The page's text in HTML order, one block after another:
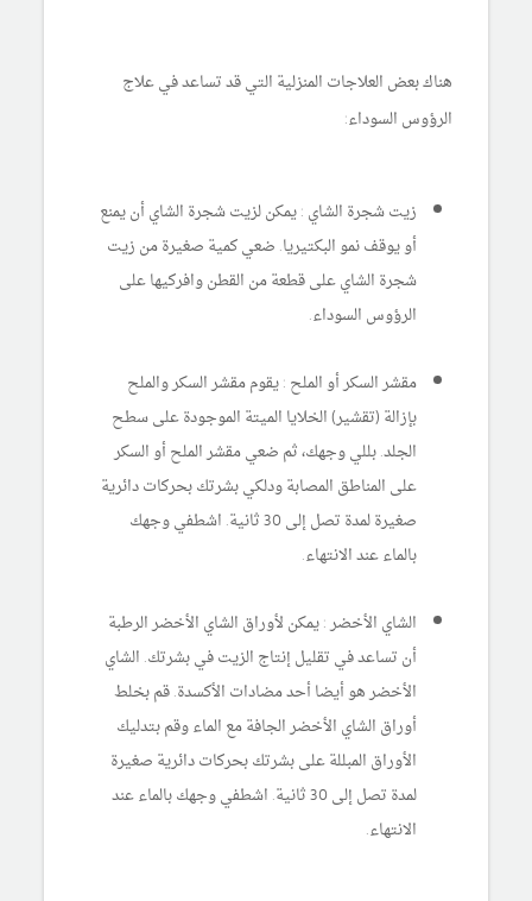
هناك بعض العلاجات المنزلية التي قد تساعد في علاج
الرؤوس السوداء:
زيت شجرة الشاي : يمكن لزيت شجرة الشاي أن يمنع
أو يوقف نمو البكتيريا. ضعي كمية صغيرة من زيت
شجرة الشاي على قطعة من القطن وافركيها على
الرؤوس السوداء.
مقشر السكر أو الملح : يقوم مقشر السكر والملح
بإزالة (تقشير) الخلايا الميتة الموجودة على سطح
الجلد. بللي وجهك، ثم ضعي مقشر الملح أو السكر
على المناطق المصابة ودلكي بشرتك بحركات دائرية
صغيرة لمدة تصل إلى 30 ثانية. اشطفي وجهك
بالماء عند الانتهاء.
الشاي الأخضر : يمكن لأوراق الشاي الأخضر الرطبة
أن تساعد في تقليل إنتاج الزيت في بشرتك. الشاي
الأخضر هو أيضا أحد مضادات الأكسدة. قم بخلط
أوراق الشاي الأخضر الجافة مع الماء وقم بتدليك
الأوراق المبللة على بشرتك بحركات دائرية صغيرة
لمدة تصل إلى 30 ثانية. اشطفي وجهك بالماء عند
الانتهاء.